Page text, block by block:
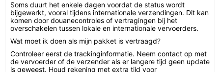
Soms duurt het enkele dagen voordat de status wordt
bijgewerkt, vooral tijdens internationale verzendingen. Dit kan
komen door douanecontroles of vertragingen bij het
overschakelen tussen lokale en internationale vervoerders.
Wat moet ik doen als mijn pakket is vertraagd?
Controleer eerst de trackinginformatie. Neem contact op met
de vervoerder of de verzender als er langere tijd geen update
is geweest. Houd rekening met extra tijd voor